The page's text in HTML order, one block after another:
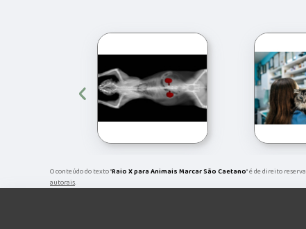
‹
O conteúdo do texto "Raio X para Animais Marcar São Caetano" é de direito
autorais.